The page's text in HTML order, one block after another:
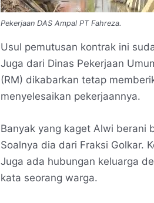
Pekerjaan DAS Ampal PT Fahreza.
Usul pemutusan kontrak ini
Juga dari Dinas Pekerjaan
(RM) dikabarkan tetap
menyelesaikan pekerjaannya.
Banyak yang kaget Alwi berani
Soalnya dia dari Fraksi Golkar.
Juga ada hubungan keluarga
kata seorang warga.